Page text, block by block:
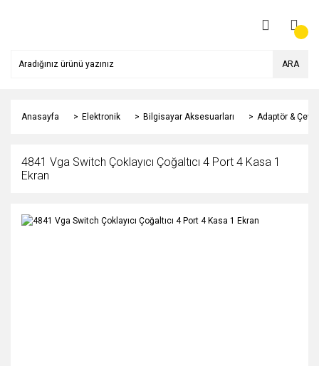
ARA
Anasayfa Elektronik Bilgisayar Aksesuarları Adaptör &
4841 Vga Switch Çoklayıcı Çoğaltıcı 4 Port 4 Kasa 1
Ekran